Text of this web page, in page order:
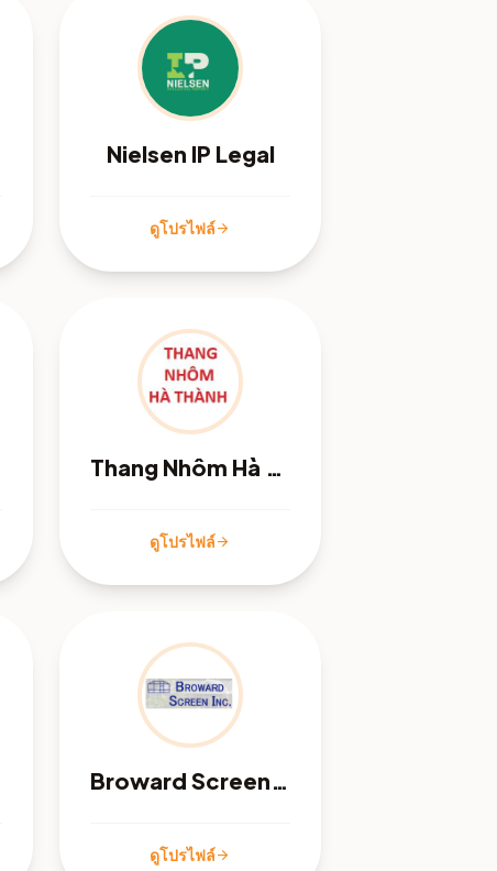
Nielsen IP Legal
ดูโปรไฟล์arrow_forward
Thang Nhôm Hà Thành
ดูโปรไฟล์arrow_forward
Broward Screen, Inc
ดูโปรไฟล์arrow_forward